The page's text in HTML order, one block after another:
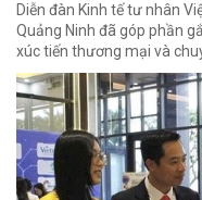
Diễn đàn Kinh tế tư nhân
Quảng Ninh đã góp phần
xúc tiến thương mại và